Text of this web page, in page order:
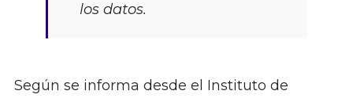
los datos.
Según se informa desde el Instituto de